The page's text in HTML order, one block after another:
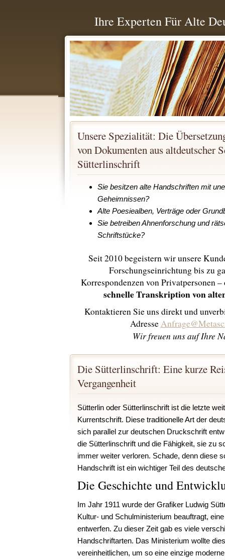
Ihre Experten Für Alte
Unsere Spezialität: Die
von Dokumenten aus altdeutscher
Sütterlinschrift
Sie besitzen alte Handschriften mit
Geheimnissen?
Alte Poesiealben, Verträge oder
Sie betreiben Ahnenforschung und
Schriftstücke?
Seit 2010 begeistern wir unsere
Forschungseinrichtung bis zu
Korrespondenzen von Privatpersonen –
schnelle Transkription von
Kontaktieren Sie uns direkt und
Adresse
Wir freuen uns auf Ihre
Die Sütterlinschrift: Eine kurze
Vergangenheit
Sütterlin oder Sütterlinschrift ist die letzte
Kurrentschrift. Diese traditionelle Art der
sich parallel zur deutschen Druckschrift
die Sütterlinschrift und die Fähigkeit, sie zu
immer weiter verloren. Schade, denn diese
Handschrift ist ein wichtiger Teil des
Die Geschichte und
Im Jahr 1911 wurde der Grafiker Ludwig
Kultur- und Schulministerium beauftragt,
entwerfen. Zu dieser Zeit gab es viele
Handschriftarten. Das Ministerium wollte
vereinheitlichen, um so eine einzige